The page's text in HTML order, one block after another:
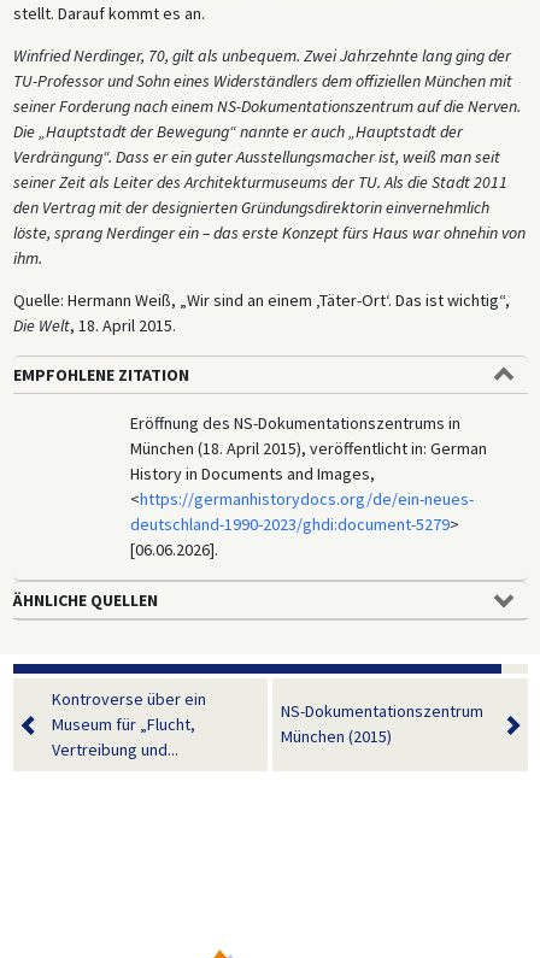
stellt. Darauf kommt es an.
Winfried Nerdinger, 70, gilt als unbequem. Zwei Jahrzehnte lang ging der
TU-Professor und Sohn eines Widerständlers dem offiziellen München mit
seiner Forderung nach einem NS-Dokumentationszentrum auf die Nerven.
Die „Hauptstadt der Bewegung“ nannte er auch „Hauptstadt der
Verdrängung“. Dass er ein guter Ausstellungsmacher ist, weiß man seit
seiner Zeit als Leiter des Architekturmuseums der TU. Als die Stadt 2011
den Vertrag mit der designierten Gründungsdirektorin einvernehmlich
löste, sprang Nerdinger ein – das erste Konzept fürs Haus war ohnehin von
ihm.
Quelle: Hermann Weiß, „Wir sind an einem ‚Täter-Ort‘. Das ist wichtig“,
Die Welt, 18. April 2015.
EMPFOHLENE ZITATION
Eröffnung des NS-Dokumentationszentrums in
München (18. April 2015), veröffentlicht in: German
History in Documents and Images,
<https://germanhistorydocs.org/de/ein-neues-
deutschland-1990-2023/ghdi:document-5279>
[06.06.2026].
ÄHNLICHE QUELLEN
Kontroverse über ein
Museum für „Flucht,
Vertreibung und...
NS-Dokumentationszentrum
München (2015)